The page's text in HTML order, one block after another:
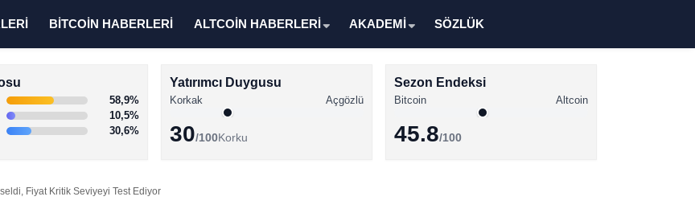
BİTCOİN HABERLERİ ALTCOİN HABERLERİ AKADEMİ SÖZLÜK
58,9%
10,5%
30,6%
Yatırımcı Duygusu
Korkak Açgözlü
30/100Korku
Sezon Endeksi
Bitcoin Altcoin
45.8/100
Fiyat Kritik Seviyeyi Test Ediyor